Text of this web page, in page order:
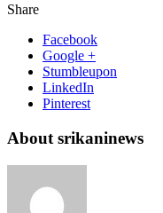
Share
Facebook
Google +
Stumbleupon
LinkedIn
Pinterest
About srikaninews